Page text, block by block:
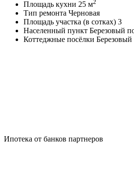
Площадь кухни 25 м2
Тип ремонта Черновая
Площадь участка (в сотках) 3
Населенный пункт Березовый
Коттеджные посёлки Березовый
Ипотека от банков партнеров